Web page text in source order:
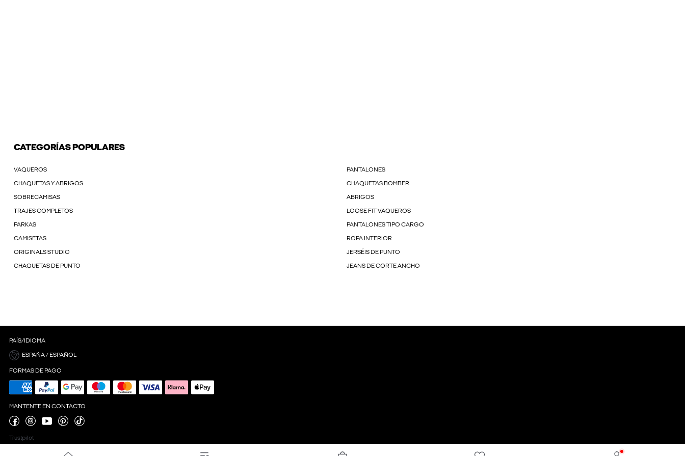
CATEGORÍAS POPULARES
VAQUEROS PANTALONES
CHAQUETAS Y ABRIGOS CHAQUETAS BOMBER
SOBRECAMISAS ABRIGOS
TRAJES COMPLETOS LOOSE FIT VAQUEROS
PARKAS PANTALONES TIPO CARGO
CAMISETAS ROPA INTERIOR
ORIGINALS STUDIO JERSÉIS DE PUNTO
CHAQUETAS DE PUNTO JEANS DE CORTE ANCHO
PAÍS/IDIOMA
ESPAÑA / ESPAÑOL
FORMAS DE PAGO
MANTENTE EN CONTACTO
Trustpilot